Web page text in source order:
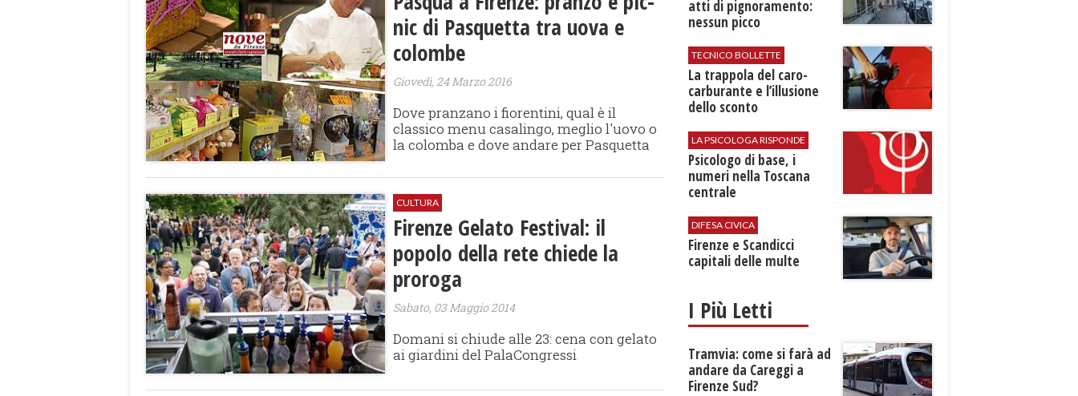
nic di Pasquetta tra uova e
colombe
Giovedì, 24 Marzo 2016
Dove pranzano i fiorentini, qual è il
classico menu casalingo, meglio l'uovo o
la colomba e dove andare per Pasquetta
CULTURA
Firenze Gelato Festival: il
popolo della rete chiede la
proroga
Sabato, 03 Maggio 2014
Domani si chiude alle 23: cena con gelato
ai giardini del PalaCongressi
atti di pignoramento:
nessun picco
TECNICO BOLLETTE
​La trappola del caro-
carburante e l’illusione
dello sconto
LA PSICOLOGA RISPONDE
Psicologo di base, i
numeri nella Toscana
centrale
DIFESA CIVICA
Firenze e Scandicci
capitali delle multe
I Più Letti
Tramvia: come si farà ad
andare da Careggi a
Firenze Sud?